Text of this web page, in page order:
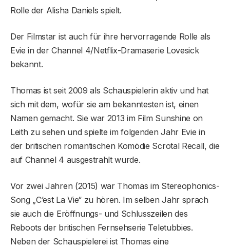
Rolle der Alisha Daniels spielt.
Der Filmstar ist auch für ihre hervorragende Rolle als
Evie in der Channel 4/Netflix-Dramaserie Lovesick
bekannt.
Thomas ist seit 2009 als Schauspielerin aktiv und hat
sich mit dem, wofür sie am bekanntesten ist, einen
Namen gemacht. Sie war 2013 im Film Sunshine on
Leith zu sehen und spielte im folgenden Jahr Evie in
der britischen romantischen Komödie Scrotal Recall, die
auf Channel 4 ausgestrahlt wurde.
Vor zwei Jahren (2015) war Thomas im Stereophonics-
Song „C’est La Vie“ zu hören. Im selben Jahr sprach
sie auch die Eröffnungs- und Schlusszeilen des
Reboots der britischen Fernsehserie Teletubbies.
Neben der Schauspielerei ist Thomas eine